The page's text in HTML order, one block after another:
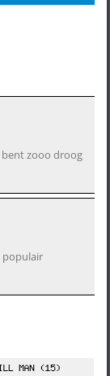
zooo droog
populair